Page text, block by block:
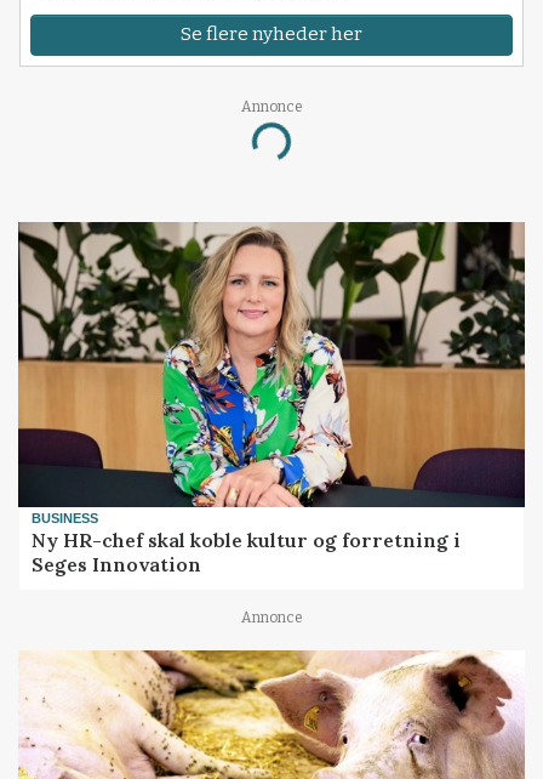
Se flere nyheder her
Annonce
Loading...
BUSINESS
Ny HR-chef skal koble kultur og forretning i
Seges Innovation
Annonce